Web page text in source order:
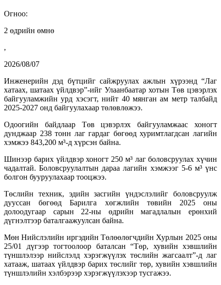
Огноо:
2 өдрийн өмнө
,
2026/08/07
Инженерийн дэд бүтцийг сайжруулах ажлын хүрээнд “Лаг
хатаах, шатаах үйлдвэр”-ийг Улаанбаатар хотын Төв цэвэрлэх
байгууламжийн урд хэсэгт, нийт 40 мянган ам метр талбайд
2025-2027 онд байгуулахаар төлөвлөжээ.
Одоогийн байдлаар Төв цэвэрлэх байгууламжаас хоногт
дунджаар 238 тонн лаг гардаг бөгөөд хуримтлагдсан лагийн
хэмжээ 843,200 м³-д хүрсэн байна.
Шинээр барих үйлдвэр хоногт 250 м³ лаг боловсруулах хүчин
чадалтай. Боловсруулалтын дараа лагийн хэмжээг 5-6 м³ үнс
болгон бууруулахаар тооцжээ.
Төслийн техник, эдийн засгийн үндэслэлийг боловсруулж
дууссан бөгөөд Барилга хөгжлийн төвийн 2025 оны
долоодугаар сарын 22-ны өдрийн магадлалын ерөнхий
дүгнэлтээр баталгаажуулсан байна.
Мөн Нийслэлийн иргэдийн Төлөөлөгчдийн Хурлын 2025 оны
25/01 дүгээр тогтоолоор баталсан “Төр, хувийн хэвшлийн
түншлэлээр нийслэлд хэрэгжүүлэх төслийн жагсаалт”-д лаг
хатааж, шатаах үйлдвэр барих төслийг төр, хувийн хэвшлийн
түншлэлийн хэлбэрээр хэрэгжүүлэхээр тусгажээ.